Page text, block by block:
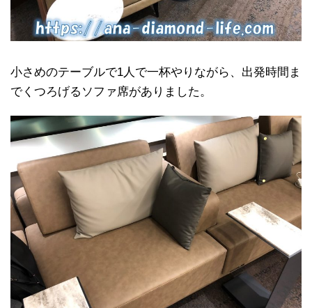
小さめのテーブルで1人で一杯やりながら、出発時間ま
でくつろげるソファ席がありました。